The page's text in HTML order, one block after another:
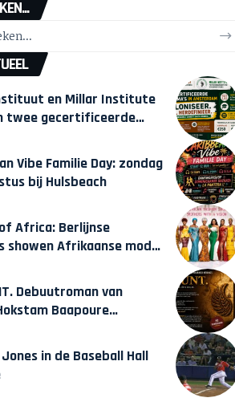
en Millar Institute
twee gecertificeerde
Vibe Familie Day: zondag
bij Hulsbeach
Africa: Berlijnse
showen Afrikaanse mode
Debuutroman van
Baapoure
in de Baseball Hall